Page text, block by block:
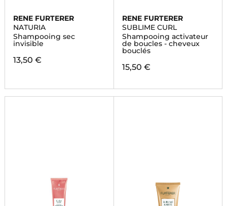
RENE FURTERER
NATURIA
Shampooing sec
invisible
13,50 €
RENE FURTERER
SUBLIME CURL
Shampooing activateur
de boucles - cheveux
bouclés
15,50 €